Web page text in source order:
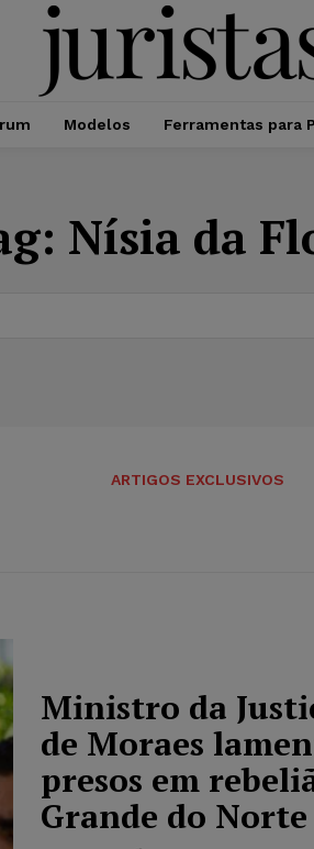
Modelos Ferramentas para
Nísia da
ARTIGOS EXCLUSIVOS
Ministro da
de Moraes
presos em
Grande do Norte